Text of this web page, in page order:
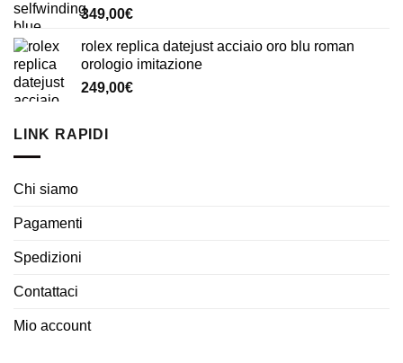
349,00€
rolex replica datejust acciaio oro blu roman
orologio imitazione
249,00€
LINK RAPIDI
Chi siamo
Pagamenti
Spedizioni
Contattaci
Mio account